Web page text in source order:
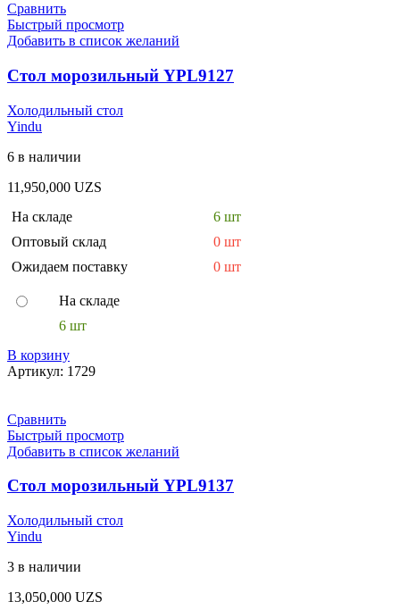
Сравнить
Быстрый просмотр
Добавить в список желаний
Стол морозильный YPL9127
Холодильный стол
Yindu
6 в наличии
11,950,000 UZS
На складе
6 шт
Оптовый склад
0 шт
Ожидаем поставку
0 шт
На складе
6 шт
В корзину
Артикул: 1729
Сравнить
Быстрый просмотр
Добавить в список желаний
Стол морозильный YPL9137
Холодильный стол
Yindu
3 в наличии
13,050,000 UZS